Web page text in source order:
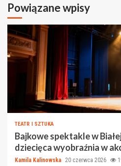
Powiązane wpisy
TEATR I SZTUKA
Bajkowe spektakle w
dziecięca wyobraźnia w
Kamila Kalinowska 20 czerwca 2026